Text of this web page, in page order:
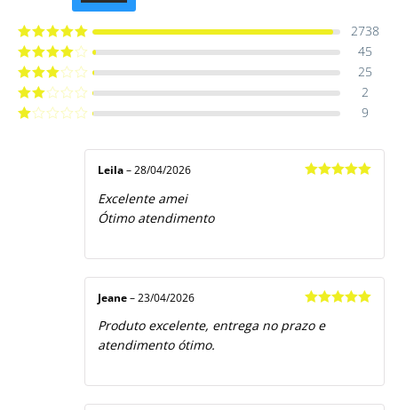
Avaliação5
2738
Avaliação
45
Avaliação
25
Avaliação
2
9
Leila – 28/04/2026
Excelente amei
Ótimo atendimento
de 5
Jeane – 23/04/2026
Produto excelente, entrega no prazo e
atendimento ótimo.